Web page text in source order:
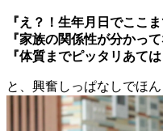
『え？！生年月日でここ
『家族の関係性が分かっ
『体質までピッタリあて
と、興奮しっぱなしでほ